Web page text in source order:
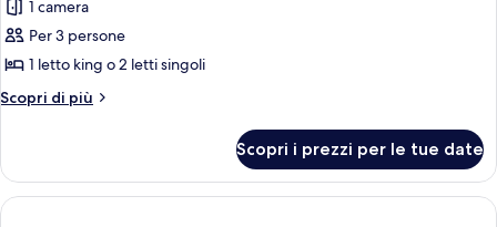
per
Camera
Superior,
oceano
1 camera
Per 3 persone
1 letto king o 2 letti singoli
Scopri di più
Altri
Superior,
vista
oceano
Scopri i prezzi per le tue date